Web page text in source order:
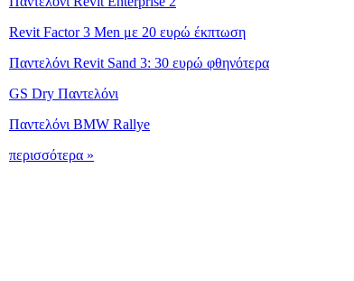
Revit Factor 3 Men με 20 ευρώ έκπτωση
Παντελόνι Revit Sand 3: 30 ευρώ φθηνότερα
GS Dry Παντελόνι
Παντελόνι BMW Rallye
περισσότερα »